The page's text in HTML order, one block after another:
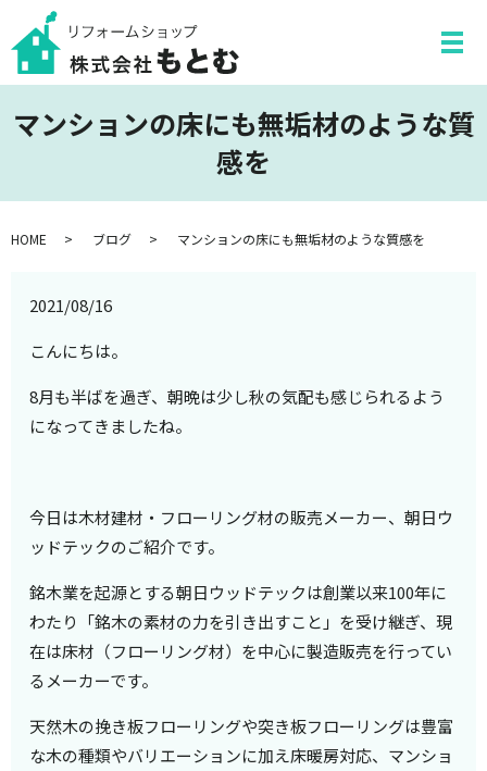
マンションの床にも無垢材のような質
感を
HOME ブログ マンションの床にも無垢材のような質感を
2021/08/16
こんにちは。
8月も半ばを過ぎ、朝晩は少し秋の気配も感じられるよう
になってきましたね。
今日は木材建材・フローリング材の販売メーカー、朝日ウ
ッドテックのご紹介です。
銘木業を起源とする朝日ウッドテックは創業以来100年に
わたり「銘木の素材の力を引き出すこと」を受け継ぎ、現
在は床材（フローリング材）を中心に製造販売を行ってい
るメーカーです。
天然木の挽き板フローリングや突き板フローリングは豊富
な木の種類やバリエーションに加え床暖房対応、マンショ